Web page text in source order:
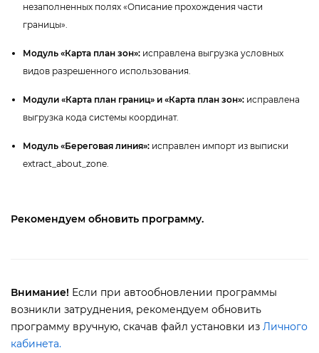
незаполненных полях «Описание прохождения части
раницы».
Модуль «Карта план зон»:исправлена выгрузка условных
идов разрешенного использования.
Модули «Карта план границ» и «Карта план зон»:исправлена
ыгрузка кода системы координат.
Модуль «Береговая линия»:исправлен импорт из выписки
extract_about_zone.
Рекомендуем обновить программу.
нимание! Если при автообновлении программы
озникли затруднения, рекомендуем обновить
программу вручную, скачав файл установки из Личного
кабинета.